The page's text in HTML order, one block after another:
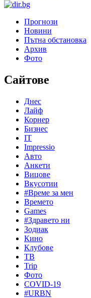
Прогнози
Новини
Пътна обстановка
Архив
Фото
Сайтове
Днес
Лайф
Корнер
Бизнес
IT
Impressio
Авто
Анкети
Вицове
Вкусотии
#Време за мен
Времето
Games
#Здравето ни
Зодиак
Кино
Клубове
ТВ
Trip
Фото
COVID-19
#URBN